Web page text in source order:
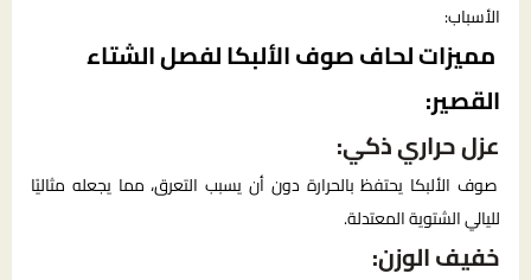
الأسباب:
مميزات لحاف صوف الألبكا لفصل الشتاء
القصير:
عزل حراري ذكي:
صوف الألبكا يحتفظ بالحرارة دون أن يسبب التعرق، مما يجعله مثاليًا
لليالي الشتوية المعتدلة.
خفيف الوزن: